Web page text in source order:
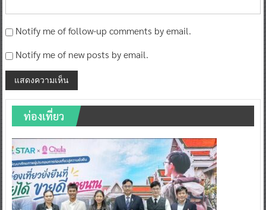
Notify me of follow-up comments by email.
Notify me of new posts by email.
ท่องเที่ยว